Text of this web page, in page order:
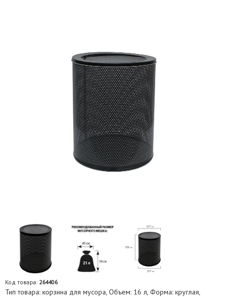
Код товара: 264406
Тип товара: корзина для мусора, Объем: 16 л, Форма: круглая,